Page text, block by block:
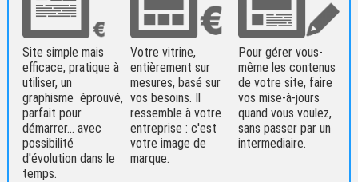
Site simple mais
efficace, pratique à
utiliser, un
graphisme éprouvé,
parfait pour
démarrer... avec
possibilité
d'évolution dans le
temps.
Votre vitrine,
entièrement sur
mesures, basé sur
vos besoins. Il
ressemble à votre
entreprise : c'est
votre image de
marque.
Pour gérer vous-
même les contenus
de votre site, faire
vos mise-à-jours
quand vous voulez,
sans passer par un
intermediaire.